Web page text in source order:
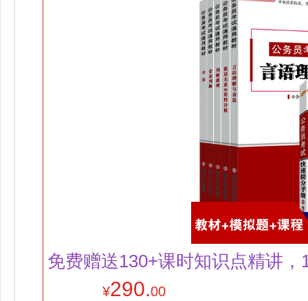
免费赠送130+课时知识点精讲
¥290.00